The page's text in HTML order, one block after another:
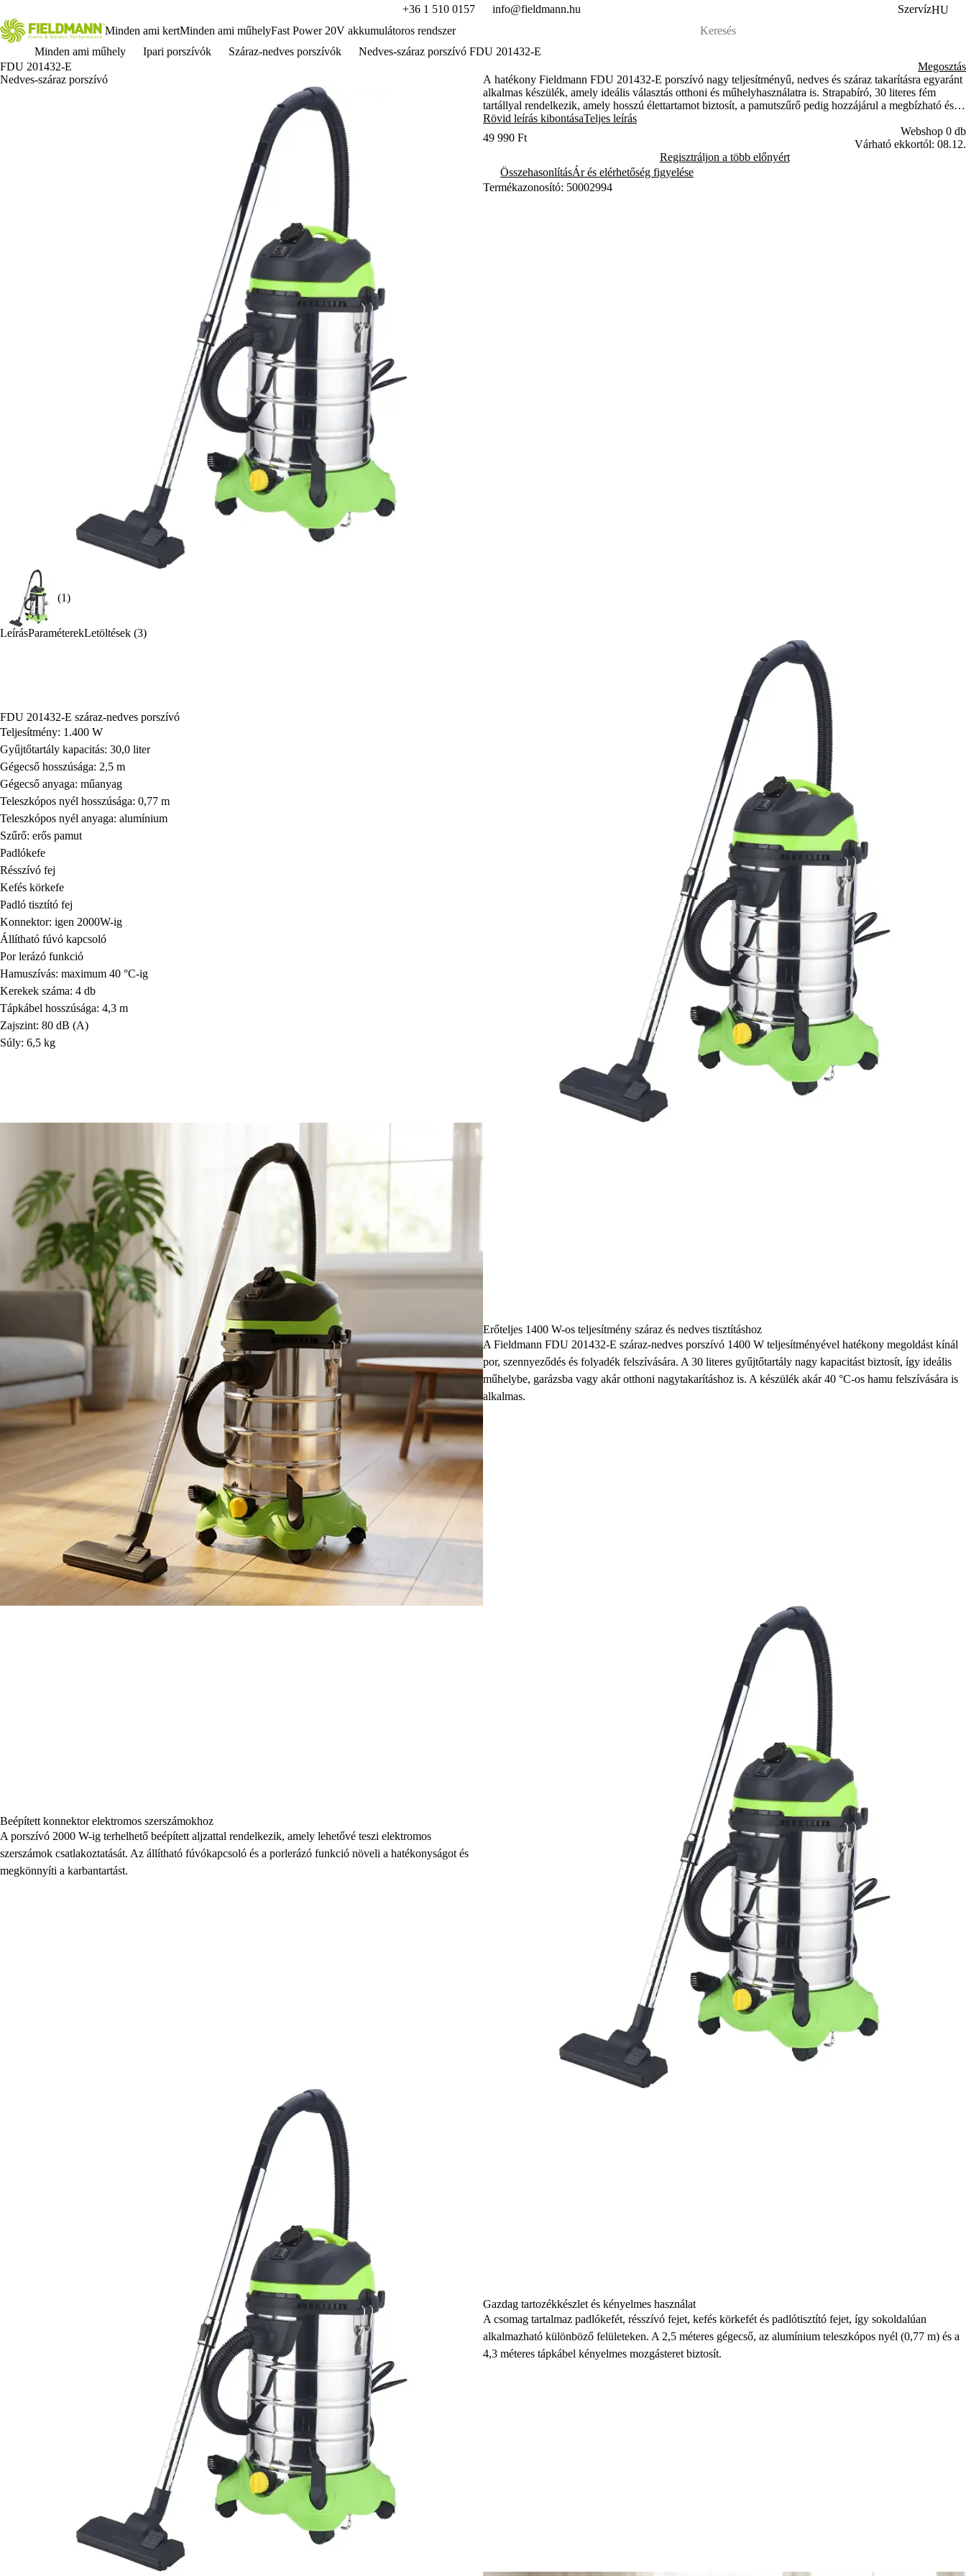
+36 1 510 0157 info@fieldmann.hu SzervízHU
Minden ami kertMinden ami műhelyFast Power 20V akkumulátoros rendszer
Minden ami műhely
Ipari porszívók Száraz-nedves porszívók
Nedves-száraz porszívó FDU 201432-E
FDU 201432-E
Nedves-száraz porszívó
(1)
Megosztás
A hatékony Fieldmann FDU 201432-E porszívó nagy teljesítményű, nedves és száraz takarításra egyaránt
alkalmas készülék, amely ideális választás otthoni és műhelyhasználatra is. Strapabíró, 30 literes fém
tartállyal rendelkezik, amely hosszú élettartamot biztosít, a pamutszűrő pedig hozzájárul a megbízható és
hatékony működéshez.
Rövid leírás kibontásaTeljes leírás
49 990 Ft
Webshop 0 db
Várható ekkortól: 08.12.
Regisztráljon a több előnyért
ÖsszehasonlításÁr és elérhetőség figyelése
Termékazonosító: 50002994
LeírásParaméterekLetöltések (3)
FDU 201432-E száraz-nedves porszívó
Teljesítmény: 1.400 W
Gyűjtőtartály kapacitás: 30,0 liter
Gégecső hosszúsága: 2,5 m
Gégecső anyaga: műanyag
Teleszkópos nyél hosszúsága: 0,77 m
Teleszkópos nyél anyaga: alumínium
Szűrő: erős pamut
Padlókefe
Résszívó fej
Kefés körkefe
Padló tisztító fej
Konnektor: igen 2000W-ig
Állítható fúvó kapcsoló
Por lerázó funkció
Hamuszívás: maximum 40 °C-ig
Kerekek száma: 4 db
Tápkábel hosszúsága: 4,3 m
Zajszint: 80 dB (A)
Súly: 6,5 kg
Erőteljes 1400 W-os teljesítmény száraz és nedves tisztításhoz
A Fieldmann FDU 201432-E száraz-nedves porszívó 1400 W teljesítményével hatékony megoldást kínál
por, szennyeződés és folyadék felszívására. A 30 literes gyűjtőtartály nagy kapacitást biztosít, így ideális
műhelybe, garázsba vagy akár otthoni nagytakarításhoz is. A készülék akár 40 °C-os hamu felszívására is
alkalmas.
Beépített konnektor elektromos szerszámokhoz
A porszívó 2000 W-ig terhelhető beépített aljzattal rendelkezik, amely lehetővé teszi elektromos
szerszámok csatlakoztatását. Az állítható fúvókapcsoló és a porlerázó funkció növeli a hatékonyságot és
megkönnyíti a karbantartást.
Gazdag tartozékkészlet és kényelmes használat
A csomag tartalmaz padlókefét, résszívó fejet, kefés körkefét és padlótisztító fejet, így sokoldalúan
alkalmazható különböző felületeken. A 2,5 méteres gégecső, az alumínium teleszkópos nyél (0,77 m) és a
4,3 méteres tápkábel kényelmes mozgásteret biztosít.